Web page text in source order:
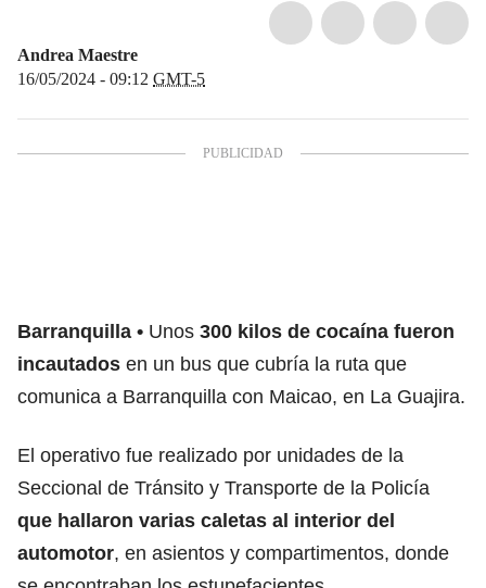
Andrea Maestre
16/05/2024 - 09:12 GMT-5
Barranquilla Unos 300 kilos de cocaína fueron
incautados en un bus que cubría la ruta que
comunica a Barranquilla con Maicao, en La Guajira.
El operativo fue realizado por unidades de la
Seccional de Tránsito y Transporte de la Policía
que hallaron varias caletas al interior del
automotor, en asientos y compartimentos, donde